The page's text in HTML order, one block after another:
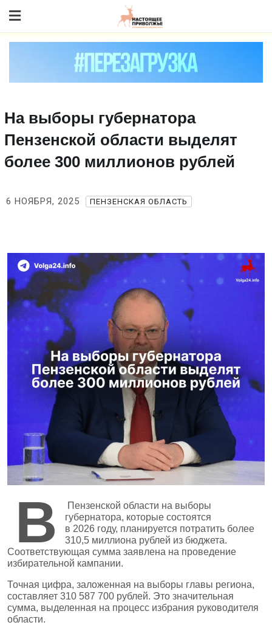
to content
На выборы губернатора
Пензенской области выделят
более 300 миллионов рублей
6 НОЯБРЯ, 2025 ПЕНЗЕНСКАЯ ОБЛАСТЬ
В
Пензенской области на выборы
губернатора, которые состоятся
в 2026 году, планируется потратить более
310,5 миллиона рублей из бюджета.
Соответствующая сумма заявлена на проведение
избирательной кампании.
Точная цифра, заложенная на выборы главы региона,
составляет 310 587 700 рублей. Это значительная
сумма, выделенная на процесс избрания руководителя
области.